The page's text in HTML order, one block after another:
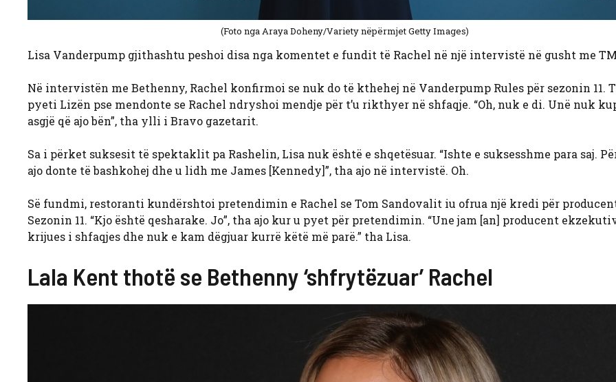
(Foto nga Araya Doheny/Variety nëpërmjet Getty Images)
Lisa Vanderpump gjithashtu peshoi disa nga komentet e fundit të Rachel në një intervistë në gusht me
Në intervistën me Bethenny, Rachel konfirmoi se nuk do të kthehej në Vanderpump Rules për sezonin 11.
pyeti Lizën pse mendonte se Rachel ndryshoi mendje për t’u rikthyer në shfaqje. “Oh, nuk e di. Unë nuk
asgjë që ajo bën”, tha ylli i Bravo gazetarit.
Sa i përket suksesit të spektaklit pa Rashelin, Lisa nuk është e shqetësuar. “Ishte e suksesshme para saj.
ajo donte të bashkohej dhe u lidh me James [Kennedy]”, tha ajo në intervistë. Oh.
Së fundmi, restoranti kundërshtoi pretendimin e Rachel se Tom Sandovalit iu ofrua një kredi për
Sezonin 11. “Kjo është qesharake. Jo”, tha ajo kur u pyet për pretendimin. “Une jam [an] producent
krijues i shfaqjes dhe nuk e kam dëgjuar kurrë këtë më parë.” tha Lisa.
Lala Kent thotë se Bethenny ‘shfrytëzuar’ Rachel